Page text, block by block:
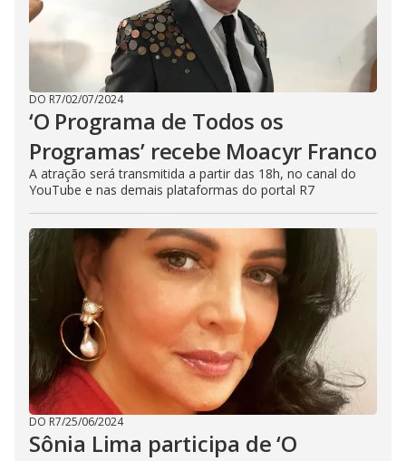
DO R7/02/07/2024
‘O Programa de Todos os
Programas’ recebe Moacyr Franco
A atração será transmitida a partir das 18h, no canal do
YouTube e nas demais plataformas do portal R7
DO R7/25/06/2024
Sônia Lima participa de ‘O